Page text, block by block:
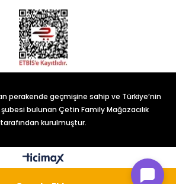
perakende geçmişine sahip ve Türkiye’nin
bulunan Çetin Family Mağazacılık
tarafından kurulmuştur.